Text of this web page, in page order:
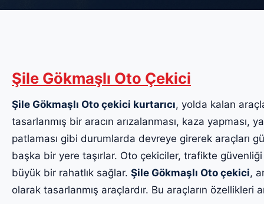
Şile Gökmaşlı Oto Çekici
Şile Gökmaşlı Oto çekici kurtarıcı, yolda kalan
tasarlanmış bir aracın arızalanması, kaza yapması,
patlaması gibi durumlarda devreye girerek araçları
başka bir yere taşırlar. Oto çekiciler, trafikte
büyük bir rahatlık sağlar. Şile Gökmaşlı Oto çekici,
olarak tasarlanmış araçlardır. Bu araçların özellikleri